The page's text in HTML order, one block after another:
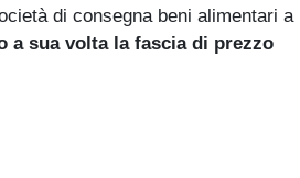
di consegna beni alimentari a
a sua volta la fascia di prezzo